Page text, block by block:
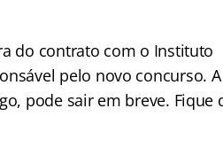
do contrato com o Instituto
pelo novo concurso. A
pode sair em breve. Fique